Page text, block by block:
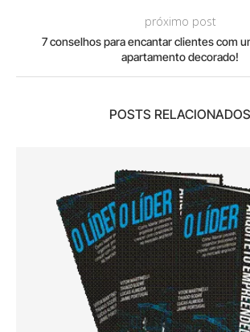
próximo post
7 conselhos para encantar clientes com
apartamento decorado!
POSTS RELACIONADOS